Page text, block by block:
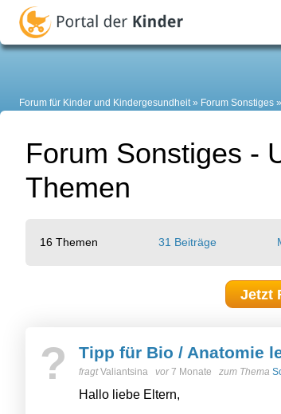
Forum für Kinder und Kindergesundheit Forum Sonstiges
Forum Sonstiges -
Themen
16 Themen 31 Beiträge
Jetzt
? Tipp für Bio / Anatomie
fragtValiantsina vor7 Monate zum Thema
Hallo liebe Eltern,